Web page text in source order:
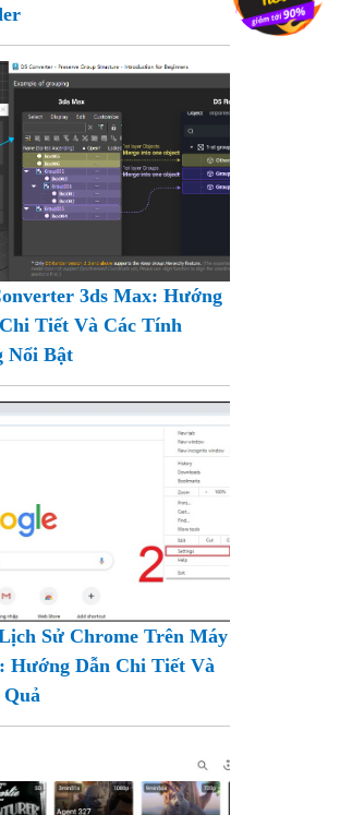
3ds Max: Hướng
Tiết Và Các Tính
Nổi Bật
Sử Chrome Trên Máy
Hướng Dẫn Chi Tiết Và